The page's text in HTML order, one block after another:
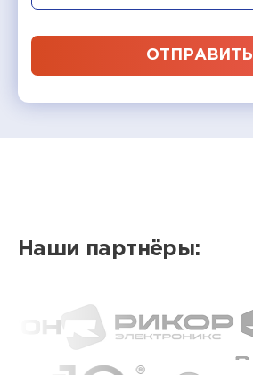
ОТПРАВИТЬ
Наши партнёры: